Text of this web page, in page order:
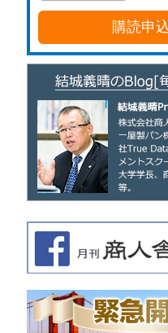
購読申